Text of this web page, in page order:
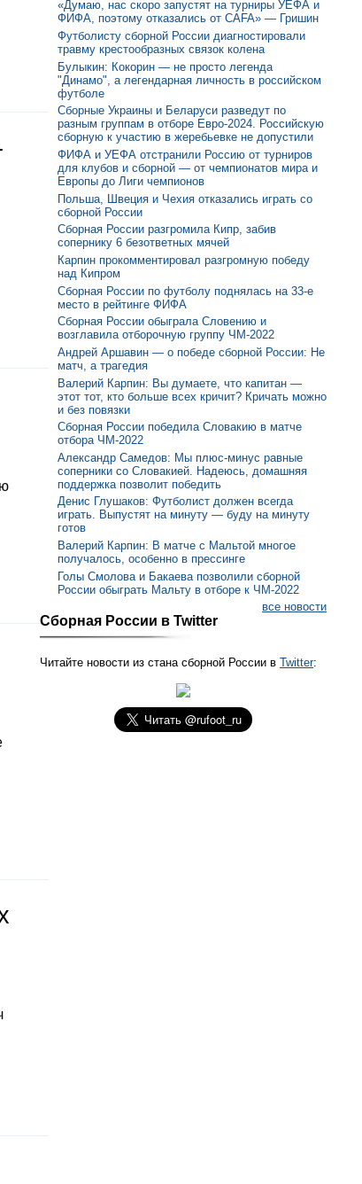
«Думаю, нас скоро запустят на турниры УЕФА и
ФИФА, поэтому отказались от CAFA» — Гришин
Футболисту сборной России диагностировали
травму крестообразных связок колена
Булыкин: Кокорин — не просто легенда
"Динамо", а легендарная личность в российском
футболе
Сборные Украины и Беларуси разведут по
разным группам в отборе Евро-2024. Российскую
сборную к участию в жеребьевке не допустили
ФИФА и УЕФА отстранили Россию от турниров
для клубов и сборной — от чемпионатов мира и
Европы до Лиги чемпионов
Польша, Швеция и Чехия отказались играть со
сборной России
Сборная России разгромила Кипр, забив
сопернику 6 безответных мячей
Карпин прокомментировал разгромную победу
над Кипром
Сборная России по футболу поднялась на 33-е
место в рейтинге ФИФА
Сборная России обыграла Словению и
возглавила отборочную группу ЧМ-2022
Андрей Аршавин — о победе сборной России: Не
матч, а трагедия
Валерий Карпин: Вы думаете, что капитан —
этот тот, кто больше всех кричит? Кричать можно
и без повязки
Сборная России победила Словакию в матче
отбора ЧМ-2022
Александр Самедов: Мы плюс-минус равные
соперники со Словакией. Надеюсь, домашняя
поддержка позволит победить
Денис Глушаков: Футболист должен всегда
играть. Выпустят на минуту — буду на минуту
готов
Валерий Карпин: В матче с Мальтой многое
получалось, особенно в прессинге
Голы Смолова и Бакаева позволили сборной
России обыграть Мальту в отборе к ЧМ-2022
все новости
Сборная России в Twitter
Читайте новости из стана сборной России в Twitter: